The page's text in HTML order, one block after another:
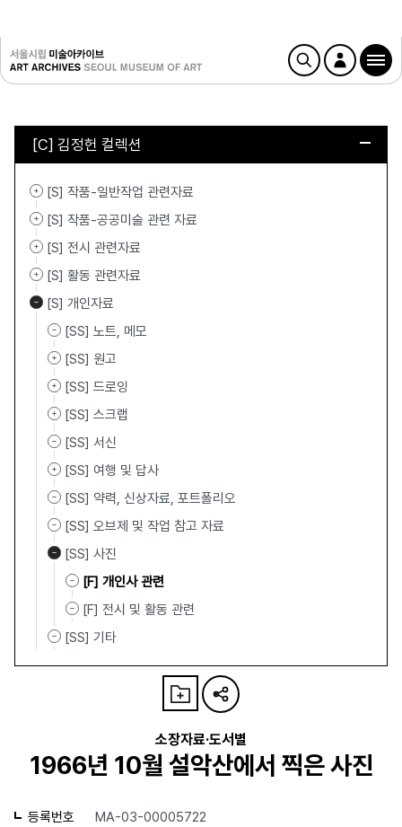
[C] 김정헌 컬렉션
[S] 작품-일반작업 관련자료
[S] 작품-공공미술 관련 자료
[S] 전시 관련자료
[S] 활동 관련자료
[S] 개인자료
[SS] 노트, 메모
[SS] 원고
[SS] 드로잉
[SS] 스크랩
[SS] 서신
[SS] 여행 및 답사
[SS] 약력, 신상자료, 포트폴리오
[SS] 오브제 및 작업 참고 자료
[SS] 사진
[F] 개인사 관련
[F] 전시 및 활동 관련
[SS] 기타
소장자료·도서별
1966년 10월 설악산에서 찍은 사진
등록번호 MA-03-00005722